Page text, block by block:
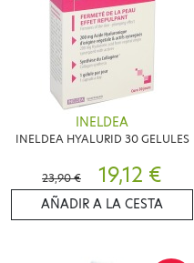
INELDEA
INELDEA HYALURID 30 GELULES
23,90 € 19,12 €
AÑADIR A LA CESTA